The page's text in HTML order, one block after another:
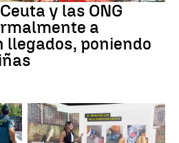
y las ONG
a
llegados, poniendo